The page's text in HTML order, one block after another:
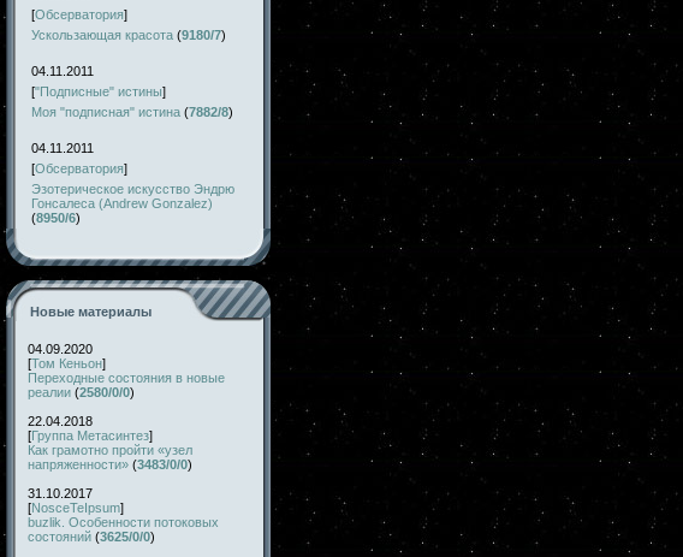
[Обсерватория]
Ускользающая красота (9180/7)
04.11.2011
["Подписные" истины]
Моя "подписная" истина (7882/8)
04.11.2011
[Обсерватория]
Эзотерическое искусство Эндрю
Гонсалеса (Andrew Gonzalez)
(8950/6)
Новые материалы
04.09.2020
[Том Кеньон]
Переходные состояния в новые
реалии (2580/0/0)
22.04.2018
[Группа Метасинтез]
Как грамотно пройти «узел
напряженности» (3483/0/0)
31.10.2017
[NosceTeIpsum]
buzlik. Особенности потоковых
состояний (3625/0/0)